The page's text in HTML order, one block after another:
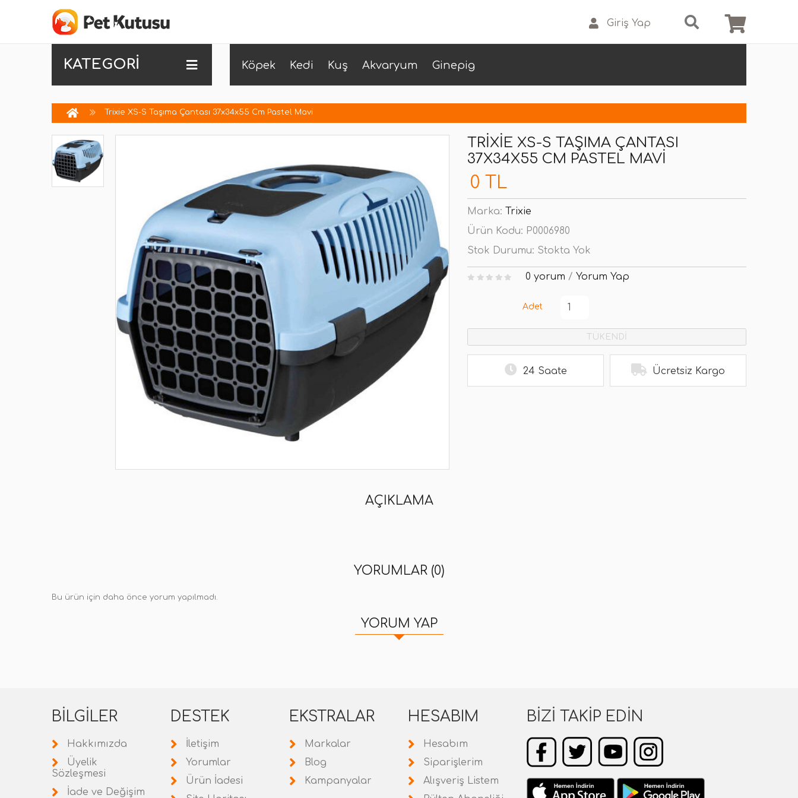
Giriş Yap
KATEGORİ Köpek Kedi Kuş Akvaryum Ginepig
Trixie XS-S Taşıma Çantası 37x34x55 Cm Pastel Mavi
TRIXIE XS-S TAŞIMA ÇANTASI
37X34X55 CM PASTEL MAVI
0 TL
Marka: Trixie
Ürün Kodu: P0006980
Stok Durumu: Stokta Yok
0 yorum / Yorum Yap
Adet
TÜKENDİ
24 Saate Ücretsiz Kargo
AÇIKLAMA
YORUMLAR (0)
Bu ürün için daha önce yorum yapılmadı.
YORUM YAP
BILGILER
Hakkımızda
Üyelik
Sözleşmesi
İade ve Değişim
DESTEK
İletişim
Yorumlar
Ürün İadesi
EKSTRALAR
Markalar
Blog
Kampanyalar
HESABIM
Hesabım
Siparişlerim
Alışveriş Listem
BIZI TAKIP EDIN